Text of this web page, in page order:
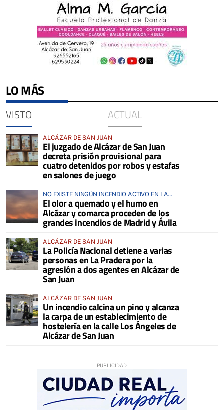
LO MÁS
VISTO ACTUAL
ALCÁZAR DE SAN JUAN
El juzgado de Alcázar de San Juan
decreta prisión provisional para
cuatro detenidos por robos y estafas
en salones de juego
NO EXISTE NINGÚN INCENDIO ACTIVO EN LA
COMARCA
El olor a quemado y el humo en
Alcázar y comarca proceden de los
grandes incendios de Madrid y Ávila
ALCÁZAR DE SAN JUAN
La Policía Nacional detiene a varias
personas en La Pradera por la
agresión a dos agentes en Alcázar de
San Juan
ALCÁZAR DE SAN JUAN
Un incendio calcina un pino y alcanza
la carpa de un establecimiento de
hostelería en la calle Los Ángeles de
Alcázar de San Juan